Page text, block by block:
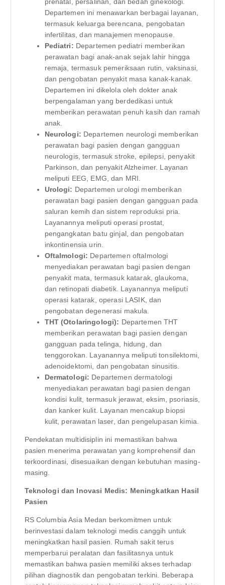
prenatal, persalinan, dan bedah ginekologi.
Departemen ini menawarkan berbagai layanan,
termasuk keluarga berencana, pengobatan
infertilitas, dan manajemen menopause.
Pediatri: Departemen pediatri memberikan
perawatan bagi anak-anak sejak lahir hingga
remaja, termasuk pemeriksaan rutin, vaksinasi,
dan pengobatan penyakit masa kanak-kanak.
Departemen ini dikelola oleh dokter anak
berpengalaman yang berdedikasi untuk
memberikan perawatan penuh kasih dan ramah
anak.
Neurologi: Departemen neurologi memberikan
perawatan bagi pasien dengan gangguan
neurologis, termasuk stroke, epilepsi, penyakit
Parkinson, dan penyakit Alzheimer. Layanan
meliputi EEG, EMG, dan MRI.
Urologi: Departemen urologi memberikan
perawatan bagi pasien dengan gangguan pada
saluran kemih dan sistem reproduksi pria.
Layanannya meliputi operasi prostat,
pengangkatan batu ginjal, dan pengobatan
inkontinensia urin.
Oftalmologi: Departemen oftalmologi
menyediakan perawatan bagi pasien dengan
penyakit mata, termasuk katarak, glaukoma,
dan retinopati diabetik. Layanannya meliputi
operasi katarak, operasi LASIK, dan
pengobatan degenerasi makula.
THT (Otolaringologi): Departemen THT
memberikan perawatan bagi pasien dengan
gangguan pada telinga, hidung, dan
tenggorokan. Layanannya meliputi tonsilektomi,
adenoidektomi, dan pengobatan sinusitis.
Dermatologi: Departemen dermatologi
menyediakan perawatan bagi pasien dengan
kondisi kulit, termasuk jerawat, eksim, psoriasis,
dan kanker kulit. Layanan mencakup biopsi
kulit, perawatan laser, dan pengelupasan kimia.
Pendekatan multidisiplin ini memastikan bahwa
pasien menerima perawatan yang komprehensif dan
terkoordinasi, disesuaikan dengan kebutuhan masing-
masing.
Teknologi dan Inovasi Medis: Meningkatkan Hasil
Pasien
RS Columbia Asia Medan berkomitmen untuk
berinvestasi dalam teknologi medis canggih untuk
meningkatkan hasil pasien. Rumah sakit terus
memperbarui peralatan dan fasilitasnya untuk
memastikan bahwa pasien memiliki akses terhadap
pilihan diagnostik dan pengobatan terkini. Beberapa